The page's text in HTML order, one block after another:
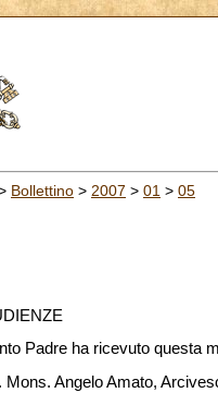
Bollettino > 2007 > 01 > 05
Padre ha ricevuto questa
Mons. Angelo Amato,